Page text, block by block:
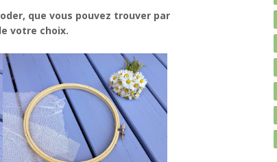
que vous pouvez trouver par
votre choix.